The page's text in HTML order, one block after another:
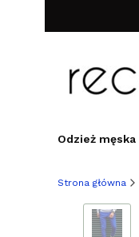
Odzież męska
Strona główna